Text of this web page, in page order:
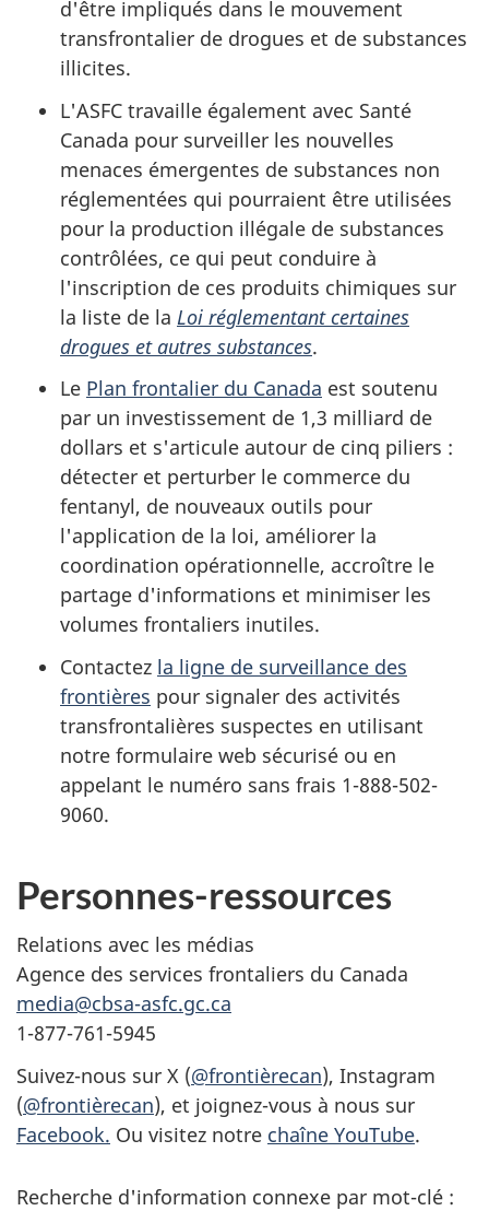
d'être impliqués dans le mouvement
transfrontalier de drogues et de substances
illicites.
L'ASFC travaille également avec Santé
Canada pour surveiller les nouvelles
menaces émergentes de substances non
réglementées qui pourraient être utilisées
pour la production illégale de substances
contrôlées, ce qui peut conduire à
l'inscription de ces produits chimiques sur
la liste de la Loi réglementant certaines
drogues et autres substances.
Le Plan frontalier du Canada est soutenu
par un investissement de 1,3 milliard de
dollars et s'articule autour de cinq piliers :
détecter et perturber le commerce du
fentanyl, de nouveaux outils pour
l'application de la loi, améliorer la
coordination opérationnelle, accroître le
partage d'informations et minimiser les
volumes frontaliers inutiles.
Contactez la ligne de surveillance des
frontières pour signaler des activités
transfrontalières suspectes en utilisant
notre formulaire web sécurisé ou en
appelant le numéro sans frais 1-888-502-
9060.
Personnes-ressources
Relations avec les médias
Agence des services frontaliers du Canada
media@cbsa-asfc.gc.ca
1-877-761-5945
Suivez-nous sur X (@frontièrecan), Instagram
(@frontièrecan), et joignez-vous à nous sur
Facebook. Ou visitez notre chaîne YouTube.
Recherche d'information connexe par mot-clé :